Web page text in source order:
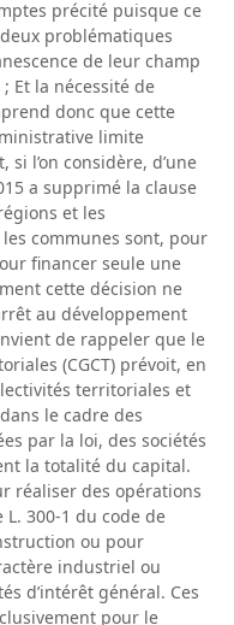
précité puisque ce
problématiques
de leur champ
Et la nécessité de
donc que cette
limite
si l’on considère, d’une
a supprimé la clause
et les
communes sont, pour
financer seule une
cette décision ne
au développement
de rappeler que le
(CGCT) prévoit, en
territoriales et
le cadre des
par la loi, des sociétés
la totalité du capital.
réaliser des opérations
L. 300-1 du code de
ou pour
industriel ou
d’intérêt général. Ces
pour le